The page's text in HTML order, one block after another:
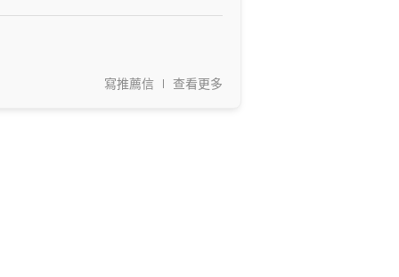
寫推薦信 查看更多